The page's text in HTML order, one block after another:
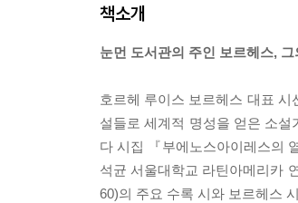
책소개
눈먼 도서관의 주인 보르헤스,
호르헤 루이스 보르헤스 대표
설들로 세계적 명성을 얻은 소
다 시집 『부에노스아이레스의
석균 서울대학교 라틴아메리카
60)의 주요 수록 시와 보르헤스